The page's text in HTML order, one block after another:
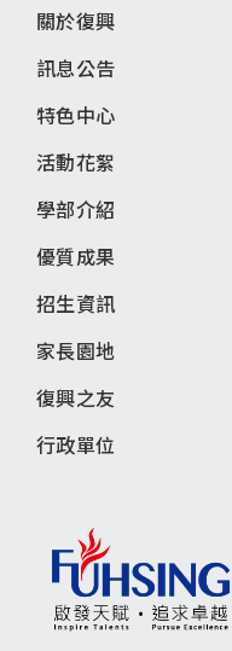
頁
尾
選
單
關於復興
訊息公告
特色中心
活動花絮
學部介紹
優質成果
招生資訊
家長園地
復興之友
行政單位